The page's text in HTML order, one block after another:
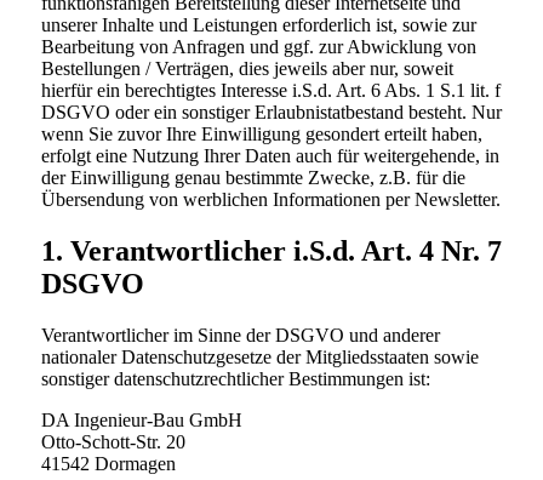
unserer Inhalte und Leistungen erforderlich ist, sowie zur
Bearbeitung von Anfragen und ggf. zur Abwicklung von
Bestellungen / Verträgen, dies jeweils aber nur, soweit
hierfür ein berechtigtes Interesse i.S.d. Art. 6 Abs. 1 S.1 lit. f
DSGVO oder ein sonstiger Erlaubnistatbestand besteht. Nur
wenn Sie zuvor Ihre Einwilligung gesondert erteilt haben,
erfolgt eine Nutzung Ihrer Daten auch für weitergehende, in
der Einwilligung genau bestimmte Zwecke, z.B. für die
Übersendung von werblichen Informationen per Newsletter.
1. Verantwortlicher i.S.d. Art. 4 Nr. 7
DSGVO
Verantwortlicher im Sinne der DSGVO und anderer
nationaler Datenschutzgesetze der Mitgliedsstaaten sowie
sonstiger datenschutzrechtlicher Bestimmungen ist:
DA Ingenieur-Bau GmbH
Otto-Schott-Str. 20
41542 Dormagen